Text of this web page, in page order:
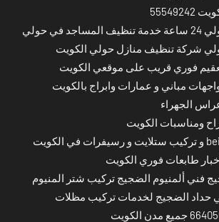
في حولي
شركة تنظيف منازل حولي الكويت
فوري قريب على موقعي الكويت
مباني و عمارات وابراج بالكويت
الجهراء
ومناسبات الكويت
طابعات فوري الكويت
فني ألمنيوم الضجيج تركيب شتر المنيوم
حداد الضجيج لخدمات تركيب مظلات